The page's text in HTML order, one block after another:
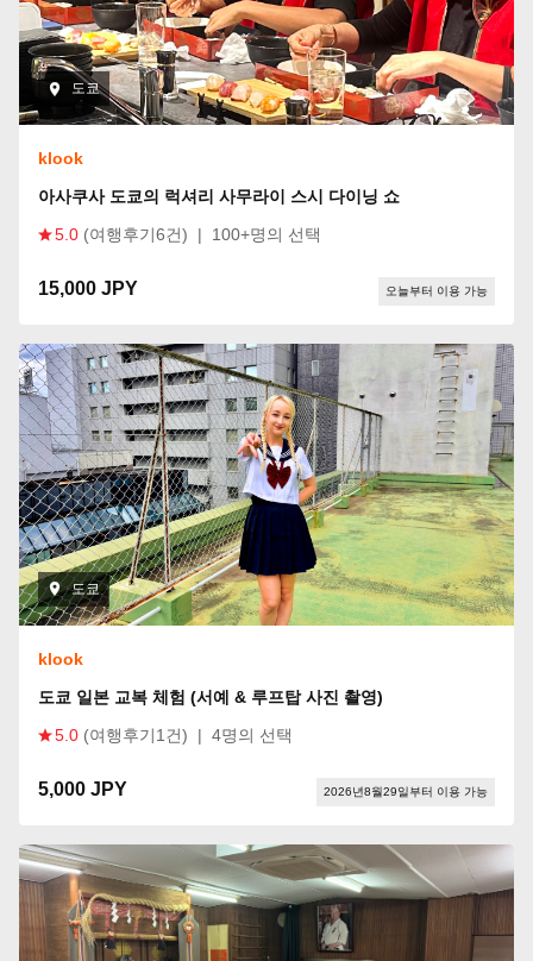
도쿄
klook
아사쿠사 도쿄의 럭셔리 사무라이 스시 다이닝 쇼
5.0 (여행후기6건) | 100+명의 선택
15,000 JPY 오늘부터 이용 가능
도쿄
klook
도쿄 일본 교복 체험 (서예 & 루프탑 사진 촬영)
5.0 (여행후기1건) | 4명의 선택
5,000 JPY 2026년8월29일부터 이용 가능